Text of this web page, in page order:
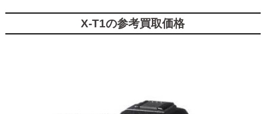
X-T1の参考買取価格